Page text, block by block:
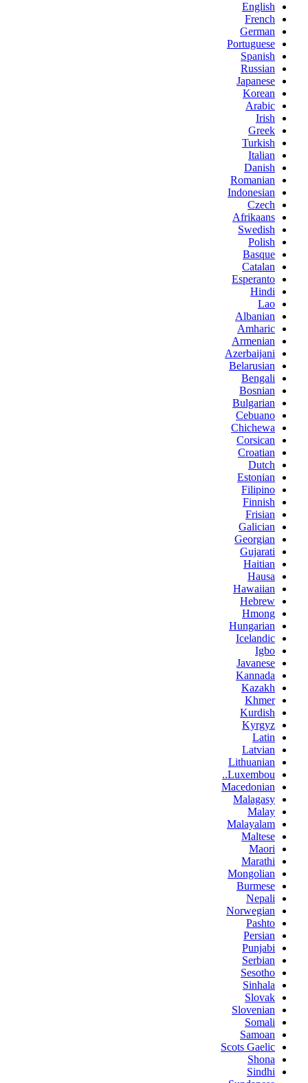
English
French
German
Portuguese
Spanish
Russian
Japanese
Korean
Arabic
Irish
Greek
Turkish
Italian
Danish
Romanian
Indonesian
Czech
Afrikaans
Swedish
Polish
Basque
Catalan
Esperanto
Hindi
Lao
Albanian
Amharic
Armenian
Azerbaijani
Belarusian
Bengali
Bosnian
Bulgarian
Cebuano
Chichewa
Corsican
Croatian
Dutch
Estonian
Filipino
Finnish
Frisian
Galician
Georgian
Gujarati
Haitian
Hausa
Hawaiian
Hebrew
Hmong
Hungarian
Icelandic
Igbo
Javanese
Kannada
Kazakh
Khmer
Kurdish
Kyrgyz
Latin
Latvian
Lithuanian
Luxembou..
Macedonian
Malagasy
Malay
Malayalam
Maltese
Maori
Marathi
Mongolian
Burmese
Nepali
Norwegian
Pashto
Persian
Punjabi
Serbian
Sesotho
Sinhala
Slovak
Slovenian
Somali
Samoan
Scots Gaelic
Shona
Sindhi